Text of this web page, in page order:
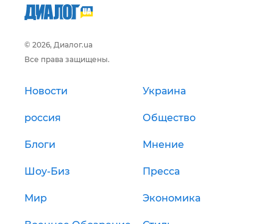
© 2026, Диалог.ua
Все права защищены.
Новости Украина
россия Общество
Блоги Мнение
Шоу-Биз Пресса
Мир Экономика